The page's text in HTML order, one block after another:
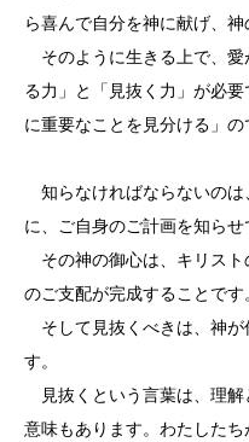
ら喜んで自分を神に献げ、
そのように生きる上で、愛
る力」と「見抜く力」が必
に重要なことを見分ける」の
知らなければならないのは
に、ご自身のご計画を知らせ
その神の御心は、キリスト
のご支配が完成することです
そして見抜くべきは、神が
す。
見抜くという言葉は、理解
意味もあります。わたした